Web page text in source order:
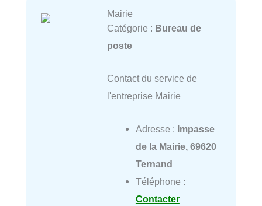
Mairie
Catégorie : Bureau de
poste
Contact du service de
l'entreprise Mairie
Adresse : Impasse
de la Mairie, 69620
Ternand
Téléphone :
Contacter